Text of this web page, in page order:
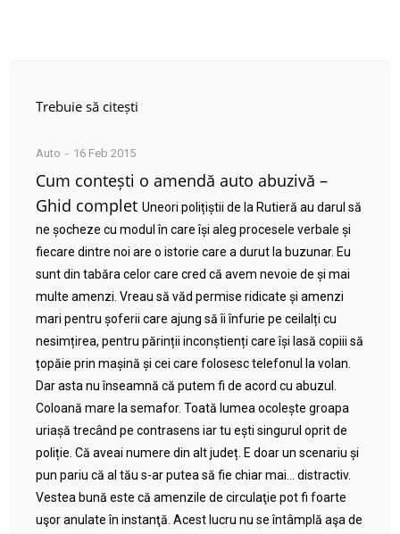
Trebuie să citești
Auto 16 Feb 2015
Cum contești o amendă auto abuzivă –
Ghid complet Uneori polițiștii de la Rutieră au darul să
ne șocheze cu modul în care își aleg procesele verbale și
fiecare dintre noi are o istorie care a durut la buzunar. Eu
sunt din tabăra celor care cred că avem nevoie de și mai
multe amenzi. Vreau să văd permise ridicate și amenzi
mari pentru șoferii care ajung să îi înfurie pe ceilalți cu
nesimțirea, pentru părinții inconștienți care își lasă copiii să
țopăie prin mașină și cei care folosesc telefonul la volan.
Dar asta nu înseamnă că putem fi de acord cu abuzul.
Coloană mare la semafor. Toată lumea ocolește groapa
uriașă trecând pe contrasens iar tu ești singurul oprit de
poliție. Că aveai numere din alt județ. E doar un scenariu și
pun pariu că al tău s-ar putea să fie chiar mai… distractiv.
Vestea bună este că amenzile de circulaţie pot fi foarte
uşor anulate în instanţă. Acest lucru nu se întâmplă aşa de